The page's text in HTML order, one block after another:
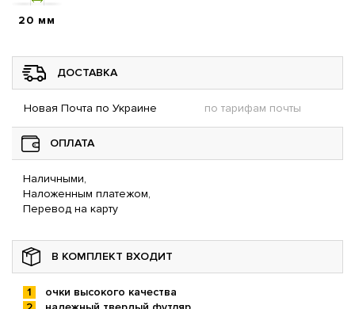
20 мм
ДОСТАВКА
Новая Почта по Украине по тарифам почты
ОПЛАТА
Наличными,
Наложенным платежом,
Перевод на карту
В КОМПЛЕКТ ВХОДИТ
очки высокого качества